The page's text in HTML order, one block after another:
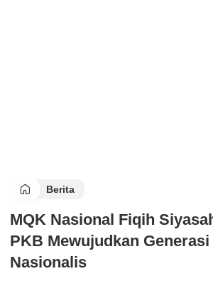
Berita
MQK Nasional Fiqih
PKB Mewujudkan
Nasionalis